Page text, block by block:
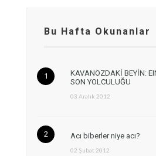
Bu Hafta Okunanlar
KAVANOZDAKİ BEYİN:
SON YOLCULUĞU
03 Aralık 2012
Acı biberler niye acı?
02 Şubat 2012